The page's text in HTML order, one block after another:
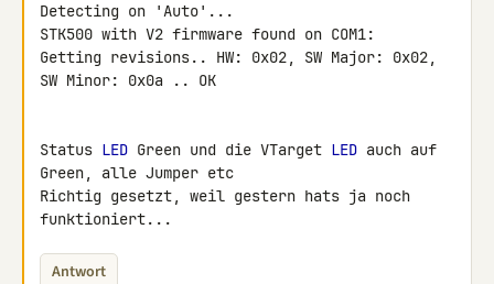
Detecting on 'Auto'...
STK500 with V2 firmware found on COM1:
Getting revisions.. HW: 0x02, SW Major: 0x02,
SW Minor: 0x0a .. OK
Status LED Green und die VTarget LED auch auf
Green, alle Jumper etc
Richtig gesetzt, weil gestern hats ja noch
funktioniert...
Antwort